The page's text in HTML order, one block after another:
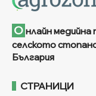
О нлайн
селското
България
СТРАНИЦИ